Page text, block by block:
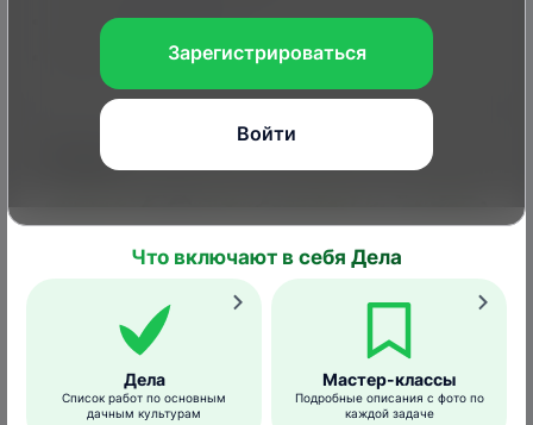
1 ч. л.нитрофоски,
200 г перегноя.
Полив
Зарегистрироваться
Войти
Что включают в себя Дела
Дела
Список работ по основным
дачным культурам
Мастер-классы
Подробные описания с фото по
каждой задаче